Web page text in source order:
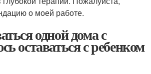
о моей работе.
одной дома с
оставаться с ребенком